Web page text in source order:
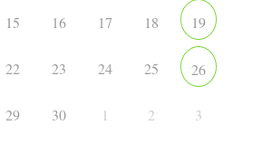
15 16 17 18 19
22 23 24 25 26
29 30 1 2 3